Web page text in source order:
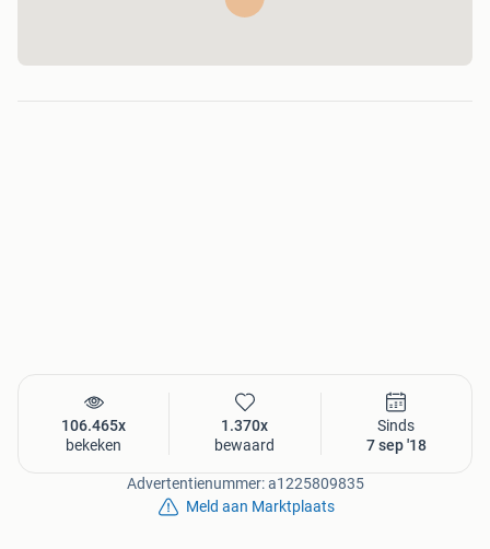
Whatsapp: +31 6 21295333
106.465x
bekeken
1.370x
bewaard
Sinds
7 sep '18
Advertentienummer: a1225809835
Meld aan Marktplaats